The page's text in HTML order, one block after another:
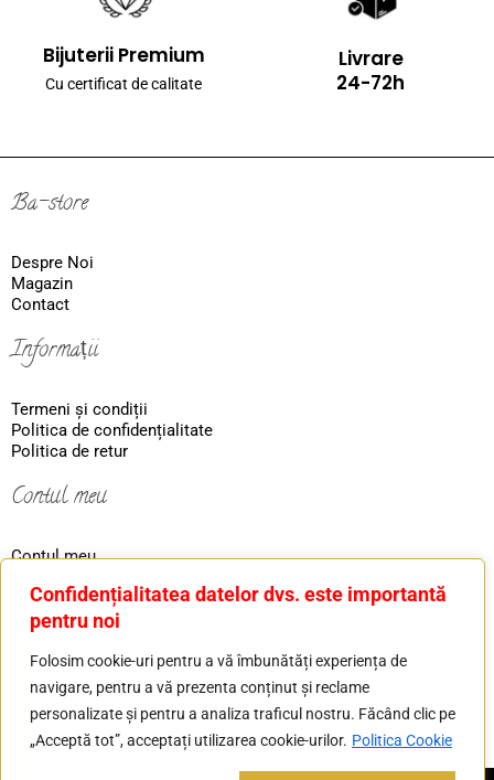
Confidențialitatea datelor dvs. este importantă
pentru noi
Folosim cookie-uri pentru a vă îmbunătăți experiența de
navigare, pentru a vă prezenta conținut și reclame
personalizate și pentru a analiza traficul nostru. Făcând clic pe
„Acceptă tot”, acceptați utilizarea cookie-urilor. Politica Cookie
Bijuterii Premium
Cu certificat de calitate
Livrare
24-72h
Ba-store
Despre Noi
Magazin
Contact
Informații
Termeni și condiții
Politica de confidențialitate
Politica de retur
Contul meu
Contul meu
Ordin
Mail: basilver.gold@gmail.com